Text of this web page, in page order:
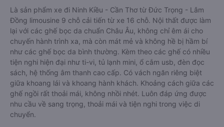
Là sản phẩm xe đi Ninh Kiều - Cần Thơ từ Đức Trọng - Lâm
Đồng limousine 9 chỗ cải tiến từ xe 16 chỗ. Nội thất được làm
lại với các ghế bọc da chuẩn Châu Âu, không chỉ êm ái cho
chuyến hành trình xa, mà còn mát mẻ và không hề bị hầm bí
như các ghế bọc da bình thường. Kèm theo các ghế có nhiều
tiện nghi hiện đại như ti-vi, tủ lạnh mini, ổ cắm usb, đèn đọc
sách, hệ thống âm thanh cao cấp. Có vách ngăn riêng biệt
giữa khoang lái và khoang hành khách. Khoảng cách giữa các
ghế ngồi rất thoải mái, không nhồi nhét. Luôn đáp ứng được
nhu cầu về sang trọng, thoải mái và tiện nghi trong việc di
chuyển.